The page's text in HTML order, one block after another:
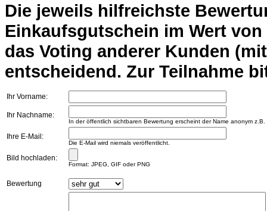
Die jeweils hilfreichste
Einkaufsgutschein im Wert
das Voting anderer Kunden
entscheidend. Zur Teilnahme
Ihr Vorname:
Ihr Nachname:
In der öffentlich sichtbaren Bewertung erscheint der Name anonym
Ihre E-Mail:
Die E-Mail wird niemals veröffentlicht.
Bild hochladen:
Format: JPEG, GIF oder PNG
Bewertung